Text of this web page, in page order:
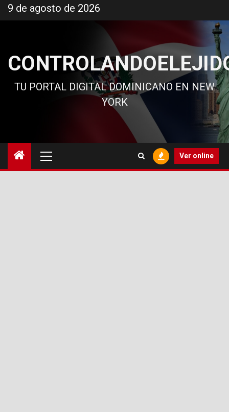
al
9 de agosto de 2026
TU PORTAL DIGITAL DOMINICANO EN NEW
YORK
principal
Ver online